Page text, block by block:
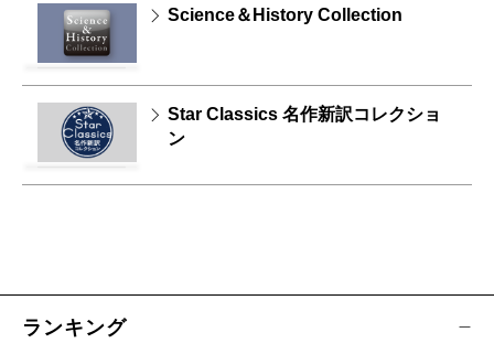
Science＆History Collection
Star Classics 名作新訳コレクショ
ン
ランキング